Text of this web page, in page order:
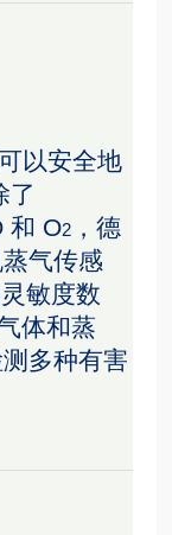
以安全地
了
和 O2 ，德
气传感
敏度数
体和蒸
多种有害